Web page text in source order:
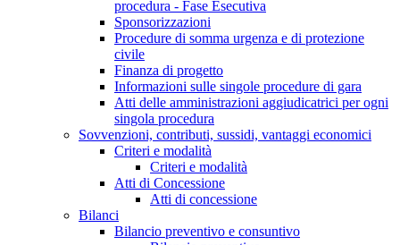
procedura - Fase Esecutiva
Sponsorizzazioni
Procedure di somma urgenza e di protezione
civile
Finanza di progetto
Informazioni sulle singole procedure di gara
Atti delle amministrazioni aggiudicatrici per ogni
singola procedura
Sovvenzioni, contributi, sussidi, vantaggi economici
Criteri e modalità
Criteri e modalità
Atti di Concessione
Atti di concessione
Bilanci
Bilancio preventivo e consuntivo